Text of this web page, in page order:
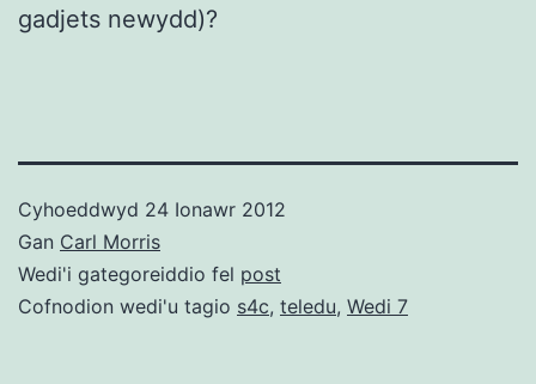
gadjets newydd)?
Cyhoeddwyd 24 Ionawr 2012
Gan Carl Morris
Wedi'i gategoreiddio fel post
Cofnodion wedi'u tagio s4c, teledu, Wedi 7